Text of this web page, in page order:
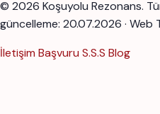
© 2026 Koşuyolu Rezonans.
güncelleme: 20.07.2026 · Web
İletişim Başvuru S.S.S Blog